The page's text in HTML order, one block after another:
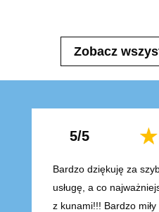
Zobacz
5/5
Bardzo dziękuję za
usługę, a co
z kunami!!! Bardzo